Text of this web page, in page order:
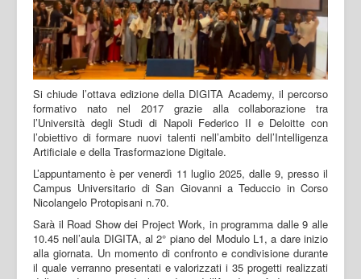
Si chiude l’ottava edizione della DIGITA Academy, il percorso
formativo nato nel 2017 grazie alla collaborazione tra
l’Università degli Studi di Napoli Federico II e Deloitte con
l’obiettivo di formare nuovi talenti nell’ambito dell’Intelligenza
Artificiale e della Trasformazione Digitale.
L’appuntamento è per venerdì 11 luglio 2025, dalle 9, presso il
Campus Universitario di San Giovanni a Teduccio in Corso
Nicolangelo Protopisani n.70.
Sarà il Road Show dei Project Work, in programma dalle 9 alle
10.45 nell’aula DIGITA, al 2° piano del Modulo L1, a dare inizio
alla giornata. Un momento di confronto e condivisione durante
il quale verranno presentati e valorizzati i 35 progetti realizzati